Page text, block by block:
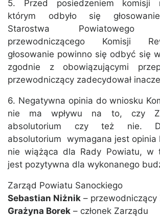
5. Przed posiedzeniem komisji
którym odbyło się
Starostwa Powiatowego
przewodniczącego Komisji
głosowanie powinno się odbyć się
zgodnie z obowiązującymi
przewodniczący zadecydował
6. Negatywna opinia do wniosku
nie ma wpływu na to, czy
absolutorium czy też nie.
absolutorium wymagana jest opinia
nie wiążąca dla Rady Powiatu, w
jest pozytywna dla wykonanego
Zarząd Powiatu Sanockiego
Sebastian Niżnik – przewodniczący
Grażyna Borek – członek Zarządu